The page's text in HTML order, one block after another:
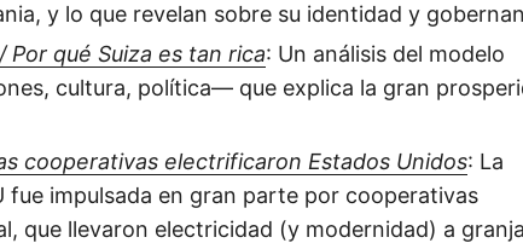
y lo que revelan sobre su identidad y
Por qué Suiza es tan rica: Un análisis del modelo
cultura, política— que explica la gran
cooperativas electrificaron Estados Unidos: La
fue impulsada en gran parte por cooperativas
que llevaron electricidad (y modernidad) a